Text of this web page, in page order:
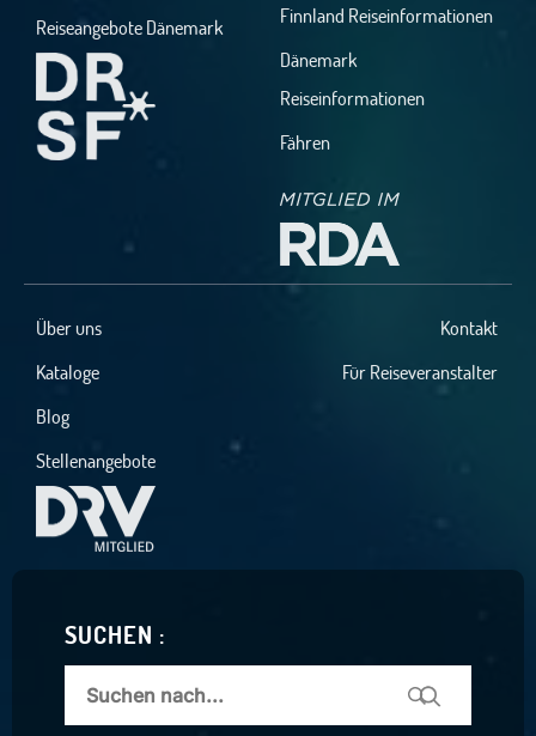
Reiseangebote Dänemark
Finnland Reiseinformationen
Dänemark
Reiseinformationen
Fähren
Über uns
Kontakt
Kataloge
Für Reiseveranstalter
Blog
Stellenangebote
SUCHEN :